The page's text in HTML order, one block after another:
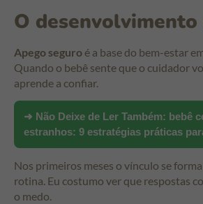
O desenvolvimento
Apego seguro é a base do bem-estar
Quando o bebê sente que o cuidador
aprende a confiar.
➜ Não Deixe de Ler Também: bebê
estranhos: 9 estratégias práticas
Nos primeiros meses o vínculo se
rotina. Eu costumo ver que respostas
o medo.